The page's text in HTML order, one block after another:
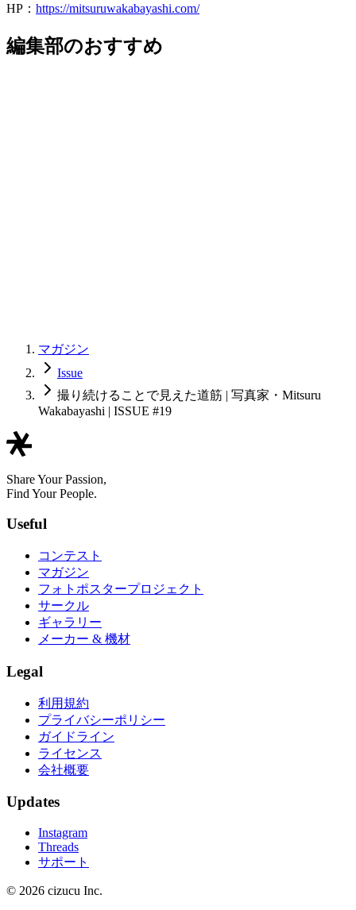
HP： https://mitsuruwakabayashi.com/
編集部のおすすめ
マガジン
Issue
撮り続けることで見えた道筋 | 写真家・Mitsuru
Wakabayashi | ISSUE #19
Share Your Passion,
Find Your People.
Useful
コンテスト
マガジン
フォトポスタープロジェクト
サークル
ギャラリー
メーカー & 機材
Legal
利用規約
プライバシーポリシー
ガイドライン
ライセンス
会社概要
Updates
Instagram
Threads
サポート
© 2026 cizucu Inc.